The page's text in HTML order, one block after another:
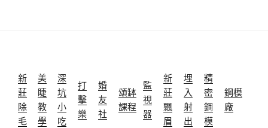
新
莊
除
毛
美
睫
教
學
深
坑
小
吃
打
擊
樂
婚
友
社
頌缽
課程
監
視
器
新
莊
飄
眉
埋
入
射
出
精
密
鋼
模
鋼模
廠